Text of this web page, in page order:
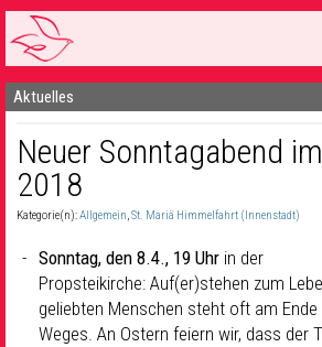
Startseite
1 Pfarrei
16 Gemeinden & mehr
Sakramente & Feste
Gemeinschaft & Soziales
Aktuelles
Neuer Sonntagabend
2018
Kategorie(n):Allgemein,St. Mariä Himmelfahrt (Innenstadt)
Sonntag, den 8.4., 19 Uhr in der
Propsteikirche: Auf(er)stehen zum
geliebten Menschen steht oft am
Weges. An Ostern feiern wir, dass der